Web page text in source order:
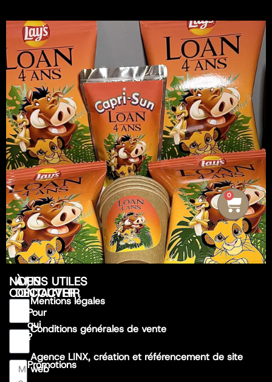
0
NOUS
CONTACTER
À
DÉCOUVRIR
Pour
qui
?
Promotions
LIENS UTILES
Mentions légales
Conditions générales de vente
Agence LINX, création et référencement de site
web